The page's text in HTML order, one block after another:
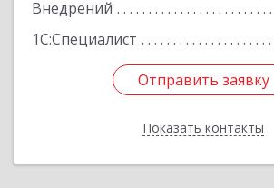
Внедрений
1С:Специалист
Отправить заявку
Показать контакты
Отправить заявку
Назад